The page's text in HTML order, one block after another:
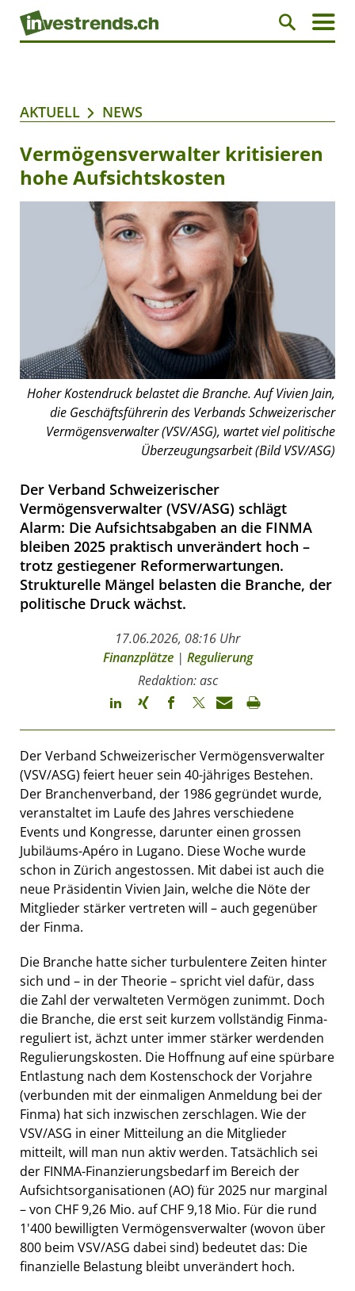
AKTUELL NEWS
Vermögensverwalter kritisieren
hohe Aufsichtskosten
Hoher Kostendruck belastet die Branche. Auf Vivien Jain,
die Geschäftsführerin des Verbands Schweizerischer
Vermögensverwalter (VSV/ASG), wartet viel politische
Überzeugungsarbeit (Bild VSV/ASG)
Der Verband Schweizerischer
Vermögensverwalter (VSV/ASG) schlägt
Alarm: Die Aufsichtsabgaben an die FINMA
bleiben 2025 praktisch unverändert hoch –
trotz gestiegener Reformerwartungen.
Strukturelle Mängel belasten die Branche, der
politische Druck wächst.
17.06.2026, 08:16 Uhr
Finanzplätze| Regulierung
Redaktion: asc
Der Verband Schweizerischer Vermögensverwalter
(VSV/ASG) feiert heuer sein 40-jähriges Bestehen.
Der Branchenverband, der 1986 gegründet wurde,
veranstaltet im Laufe des Jahres verschiedene
Events und Kongresse, darunter einen grossen
Jubiläums-Apéro in Lugano. Diese Woche wurde
schon in Zürich angestossen. Mit dabei ist auch die
neue Präsidentin Vivien Jain, welche die Nöte der
Mitglieder stärker vertreten will – auch gegenüber
der Finma.
Die Branche hatte sicher turbulentere Zeiten hinter
sich und – in der Theorie – spricht viel dafür, dass
die Zahl der verwalteten Vermögen zunimmt. Doch
die Branche, die erst seit kurzem vollständig Finma-
reguliert ist, ächzt unter immer stärker werdenden
Regulierungskosten. Die Hoffnung auf eine spürbare
Entlastung nach dem Kostenschock der Vorjahre
(verbunden mit der einmaligen Anmeldung bei der
Finma) hat sich inzwischen zerschlagen. Wie der
VSV/ASG in einer Mitteilung an die Mitglieder
mitteilt, will man nun aktiv werden. Tatsächlich sei
der FINMA-Finanzierungsbedarf im Bereich der
Aufsichtsorganisationen (AO) für 2025 nur marginal
– von CHF 9,26 Mio. auf CHF 9,18 Mio. Für die rund
1'400 bewilligten Vermögensverwalter (wovon über
800 beim VSV/ASG dabei sind) bedeutet das: Die
finanzielle Belastung bleibt unverändert hoch.